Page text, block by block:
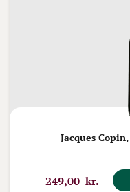
Jacques Copin,
249,00 kr.